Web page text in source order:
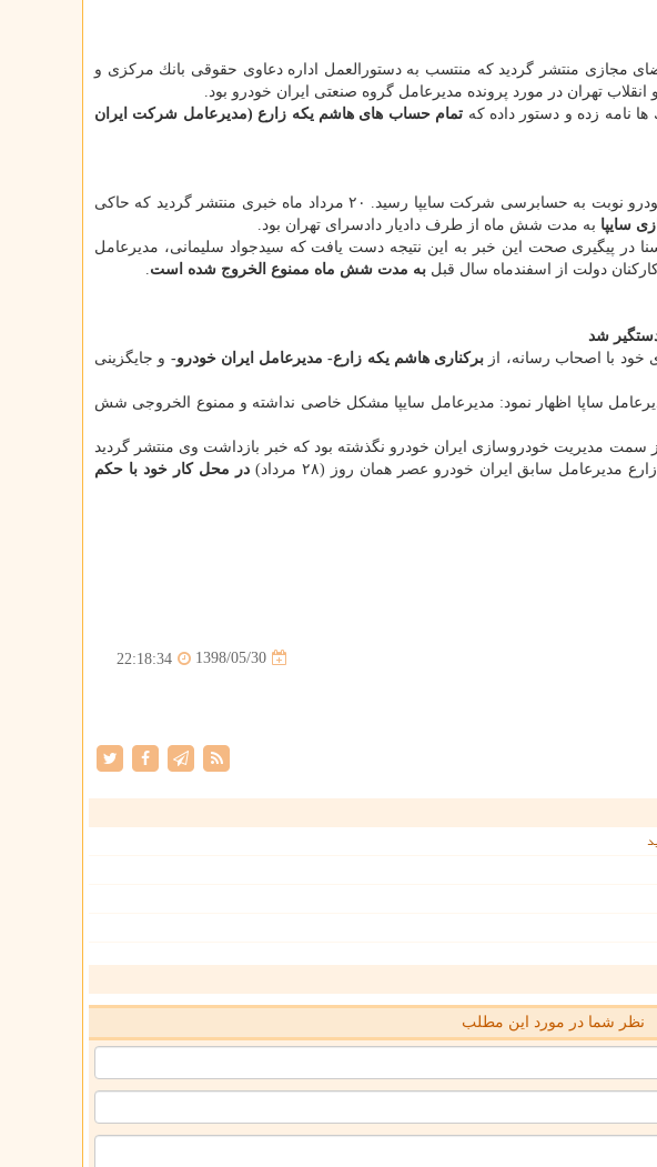
مرداد ماه نامه ای در فضای مجازی منتشر گردید كه منتسب به دستورالعمل اداره دعاوی حقوقی بانك مركزی و
نامه زده و دستور داده كه تمام حساب های هاشم یكه زارع (مدیرعامل شركت ایران
پس از بسته شدن حساب های بانكی مدیرعامل ایران خودرو نوبت به حسابرسی شركت سایپا رسید. ۲۰ مرداد ماه خبری منتشر گردید كه حاكی
سایپا به مدت شش ماه از طرف دادیار دادسرای تهران بود.
در پیگیری صحت این خبر به این نتیجه دست یافت كه سیدجواد سلیمانی، مدیرعامل
به مدت شش ماه ممنوع الخروج شده است.
شد
بركناری هاشم یكه زارع- مدیرعامل ایران خودرو- و جایگزینی
ساپا اظهار نمود: مدیرعامل سایپا مشكل خاصی نداشته و ممنوع الخروجی شش
سمت مدیریت خودروسازی ایران خودرو نگذشته بود كه خبر بازداشت وی منتشر گردید
سابق ایران خودرو عصر همان روز (۲۸ مرداد)
در محل كار خود با حكم
1398/05/30
22:18:34
نظر شما در مورد این مطلب